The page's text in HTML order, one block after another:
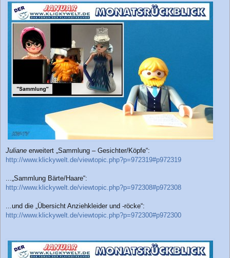
Juliane erweitert „Sammlung – Gesichter/Köpfe“:
http://www.klickywelt.de/viewtopic.php?p=972319#p972319
...„Sammlung Bärte/Haare“:
http://www.klickywelt.de/viewtopic.php?p=972308#p972308
...und die „Übersicht Anziehkleider und -röcke“:
http://www.klickywelt.de/viewtopic.php?p=972300#p972300